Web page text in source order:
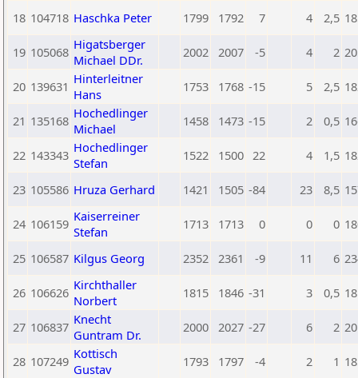
18 104718 Haschka Peter 1799 1792 7 4 2,5
19 105068 Higatsberger
Michael DDr.
2002 2007 -5 4 2
20 139631 Hinterleitner
Hans
1753 1768 -15 5 2,5
21 135168 Hochedlinger
Michael
1458 1473 -15 2 0,5
22 143343 Hochedlinger
Stefan
1522 1500 22 4 1,5
23 105586 Hruza Gerhard 1421 1505 -84 23 8,5
24 106159 Kaiserreiner
Stefan
1713 1713 0 0 0
25 106587 Kilgus Georg 2352 2361 -9 11 6
26 106626 Kirchthaller
Norbert
1815 1846 -31 3 0,5
27 106837 Knecht
Guntram Dr.
2000 2027 -27 6 2
28 107249 Kottisch
Gustav
1793 1797 -4 2 1